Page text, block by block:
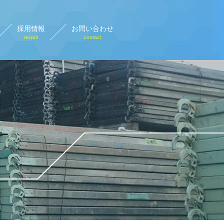
計画図
plan view
採用情報
recruit
お問い合わせ
contact